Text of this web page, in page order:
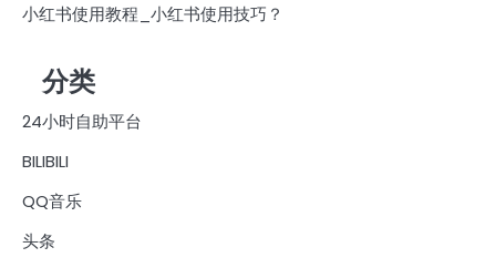
小红书使用教程_小红书使用技巧？
分类
24小时自助平台
BILIBILI
QQ音乐
头条